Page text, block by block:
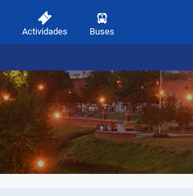
Actividades Buses